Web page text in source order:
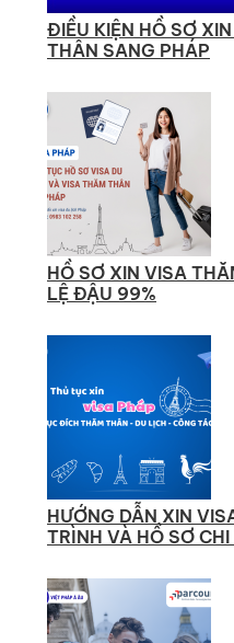
ĐIỀU KIỆN HỒ SƠ
THÂN SANG PHÁP
HỒ SƠ XIN VISA
LỆ ĐẬU 99%
HƯỚNG DẪN XIN
TRÌNH VÀ HỒ SƠ CHI